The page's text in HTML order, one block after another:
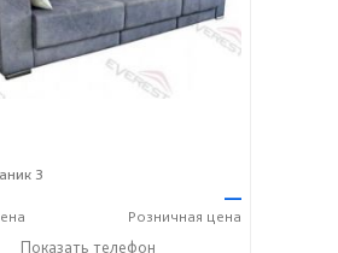
3
—
Розничная цена
90-27-89 ☎+7 (800) 600-72-93
Показать телефон